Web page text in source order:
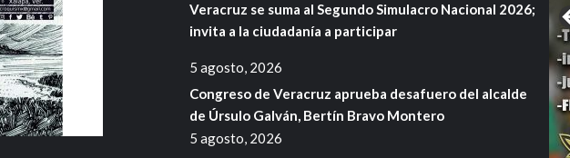
Veracruz se suma al Segundo Simulacro Nacional 2026;
invita a la ciudadanía a participar
5 agosto, 2026
Congreso de Veracruz aprueba desafuero del alcalde
de Úrsulo Galván, Bertín Bravo Montero
5 agosto, 2026